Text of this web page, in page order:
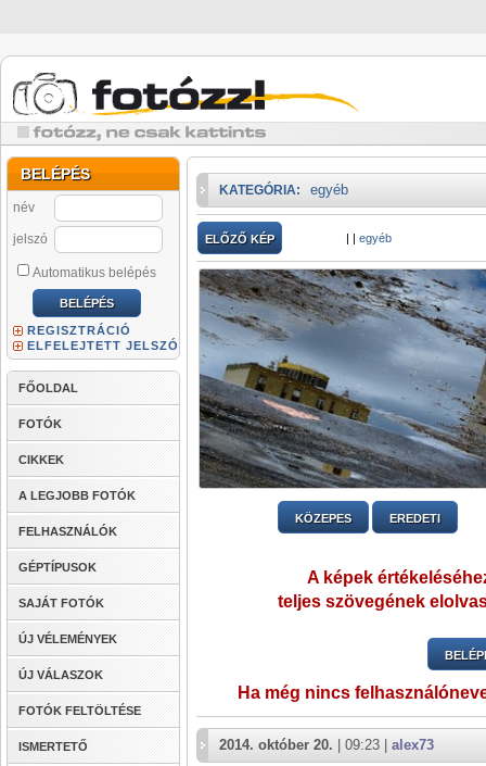
BELÉPÉS
név
jelszó
Automatikus belépés
REGISZTRÁCIÓ
ELFELEJTETT JELSZÓ
FŐOLDAL
FOTÓK
CIKKEK
A LEGJOBB FOTÓK
FELHASZNÁLÓK
GÉPTÍPUSOK
SAJÁT FOTÓK
ÚJ VÉLEMÉNYEK
ÚJ VÁLASZOK
FOTÓK FELTÖLTÉSE
ISMERTETŐ
KATEGÓRIA: egyéb
ELŐZŐ KÉP | | egyéb
KÖZEPES EREDETI
A képek
teljes szövegének
Ha még nincs
2014. október 20. | 09:23 | alex73